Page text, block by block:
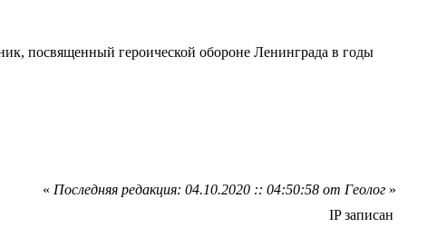
посвященный героической обороне Ленинграда в годы
« Последняя редакция: 04.10.2020 :: 04:50:58 от Геолог »
IP записан